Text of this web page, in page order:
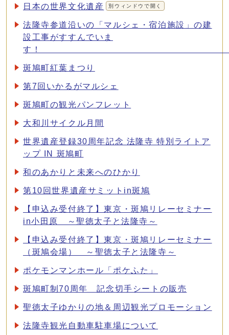
日本の世界文化遺産 別ウィンドウで開く
法隆寺参道沿いの「マルシェ・宿泊施設」の建
設工事がすすんでいま
斑鳩町紅葉まつり
第7回いかるがマルシェ
斑鳩町の観光パンフレット
大和川サイクル月間
世界遺産登録30周年記念 法隆寺 特別ライトア
ップ IN 斑鳩町
和のあかりと未来へのひかり
第10回世界遺産サミットin斑鳩
【申込み受付終了】東京・斑鳩リレーセミナー
in小田原 ～聖徳太子と法隆寺～
【申込み受付終了】東京・斑鳩リレーセミナー
（斑鳩会場） ～聖徳太子と法隆寺～
ポケモンマンホール「ポケふた」
斑鳩町制70周年 記念切手シートの販売
聖徳太子ゆかりの地＆周辺観光プロモーション
法隆寺観光自動車駐車場について